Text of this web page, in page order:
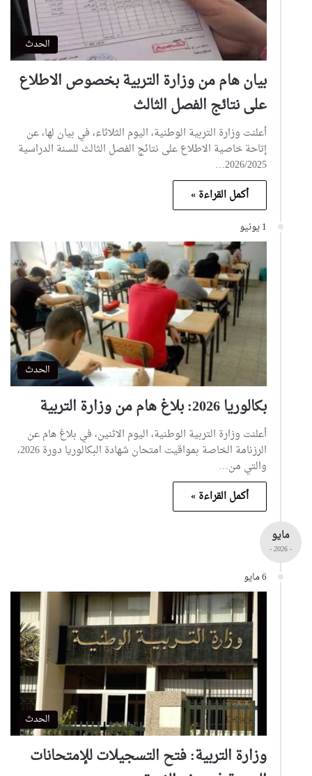
الحدث
بيان هام من وزارة التربية بخصوص الاطلاع
على نتائج الفصل الثالث
أعلنت وزارة التربية الوطنية، اليوم الثلاثاء، في بيان لها، عن
إتاحة خاصية الاطلاع على نتائج الفصل الثالث للسنة الدراسية
2026/2025…
أكمل القراءة »
1 يونيو
الحدث
بكالوريا 2026: بلاغ هام من وزارة التربية
أعلنت وزارة التربية الوطنية، اليوم الاثنين، في بلاغ هام عن
الرزنامة الخاصة بمواقيت امتحان شهادة البكالوريا دورة 2026،
والتي من…
أكمل القراءة »
مايو
- 2026 -
6 مايو
الحدث
وزارة التربية: فتح التسجيلات للإمتحانات